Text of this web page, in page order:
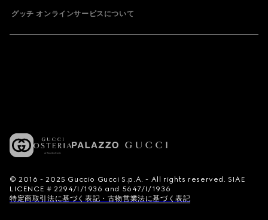
グッチ オンラインサービスについて
© 2016 - 2025 Guccio Gucci S.p.A. - All rights reserved. SIAE
LICENCE # 2294/I/1936 and 5647/I/1936
特定商取引法に基づく表記・古物営業法に基づく表記